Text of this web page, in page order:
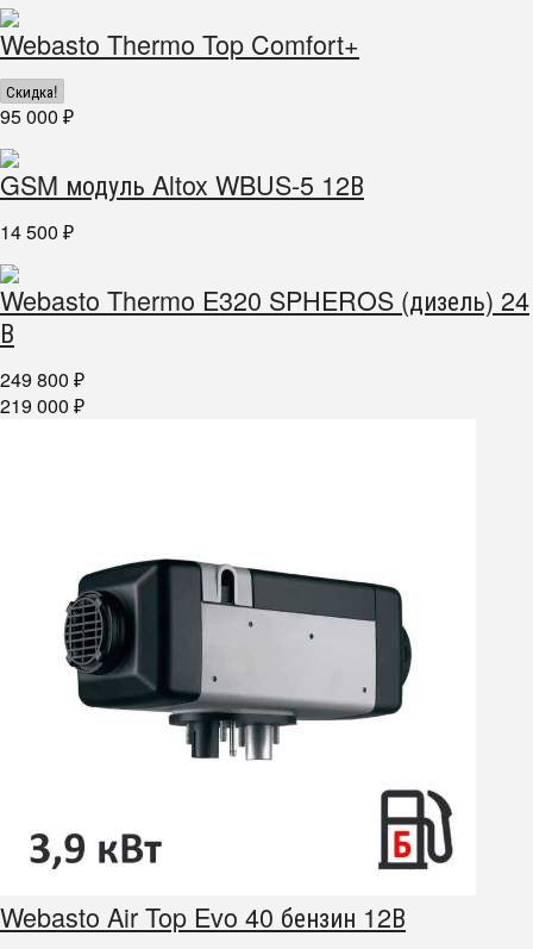
Webasto Thermo Top Comfort+
Скидка!
95 000 ₽
GSM модуль Altox WBUS-5 12В
14 500 ₽
Webasto Thermo E320 SPHEROS (дизель) 24
В
249 800 ₽
219 000 ₽
Webasto Air Top Evo 40 бензин 12В